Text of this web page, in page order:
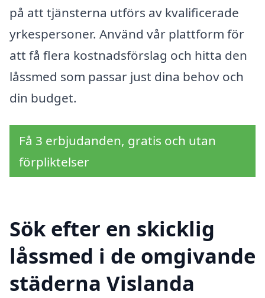
på att tjänsterna utförs av kvalificerade
yrkespersoner. Använd vår plattform för
att få flera kostnadsförslag och hitta den
låssmed som passar just dina behov och
din budget.
Få 3 erbjudanden, gratis och utan
förpliktelser
Sök efter en skicklig
låssmed i de omgivande
städerna Vislanda